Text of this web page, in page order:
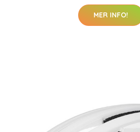
MER INFO!